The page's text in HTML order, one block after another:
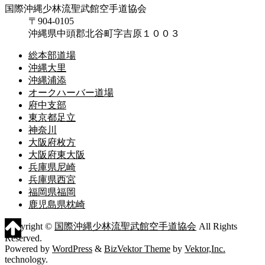
国際沖縄少林流聖武館空手道協会
〒904-0105
沖縄県中頭郡北谷町字吉原１００３
総本部道場
沖縄大里
沖縄浦添
オークハーバー道場
府中支部
東京都足立
神奈川
大阪府枚方
大阪府東大阪
兵庫県尼崎
兵庫県西宮
福岡県福岡
鹿児島県枕崎
Copyright © 国際沖縄少林流聖武館空手道協会 All Rights
Reserved.
Powered by WordPress & BizVektor Theme by Vektor,Inc.
technology.